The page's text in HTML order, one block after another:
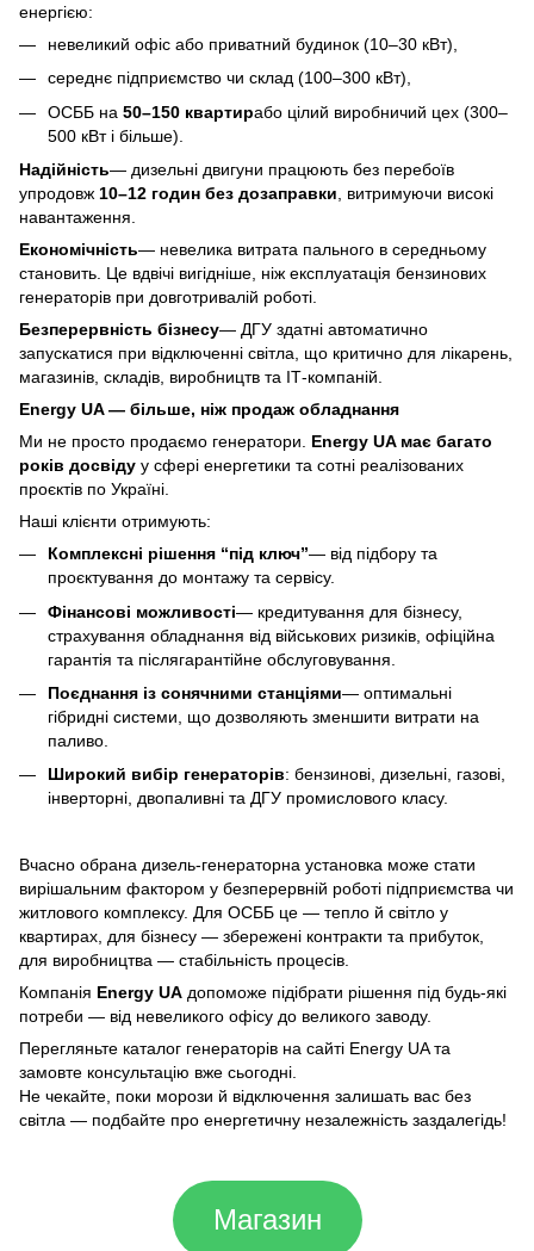
енергією:
невеликий офіс або приватний будинок (10–30 кВт),
середнє підприємство чи склад (100–300 кВт),
ОСББ на 50–150 квартирабо цілий виробничий цех (300–
500 кВт і більше).
Надійність— дизельні двигуни працюють без перебоїв
упродовж 10–12 годин без дозаправки , витримуючи високі
навантаження.
Економічність— невелика витрата пального в середньому
становить. Це вдвічі вигідніше, ніж експлуатація бензинових
генераторів при довготривалій роботі.
Безперервність бізнесу— ДГУ здатні автоматично
запускатися при відключенні світла, що критично для лікарень,
магазинів, складів, виробництв та ІТ-компаній.
Energy UA — більше, ніж продаж обладнання
Ми не просто продаємо генератори. Energy UA має багато
років досвіду у сфері енергетики та сотні реалізованих
проєктів по Україні.
Наші клієнти отримують:
Комплексні рішення “під ключ”— від підбору та
проєктування до монтажу та сервісу.
Фінансові можливості— кредитування для бізнесу,
страхування обладнання від військових ризиків, офіційна
гарантія та післягарантійне обслуговування.
Поєднання із сонячними станціями— оптимальні
гібридні системи, що дозволяють зменшити витрати на
паливо.
Широкий вибір генераторів: бензинові, дизельні, газові,
інверторні, двопаливні та ДГУ промислового класу.
Вчасно обрана дизель-генераторна установка може стати
вирішальним фактором у безперервній роботі підприємства чи
житлового комплексу. Для ОСББ це — тепло й світло у
квартирах, для бізнесу — збережені контракти та прибуток,
для виробництва — стабільність процесів.
Компанія Energy UA допоможе підібрати рішення під будь-які
потреби — від невеликого офісу до великого заводу.
Перегляньте каталог генераторів на сайті Energy UA та
замовте консультацію вже сьогодні.
Не чекайте, поки морози й відключення залишать вас без
світла — подбайте про енергетичну незалежність заздалегідь!
Магазин